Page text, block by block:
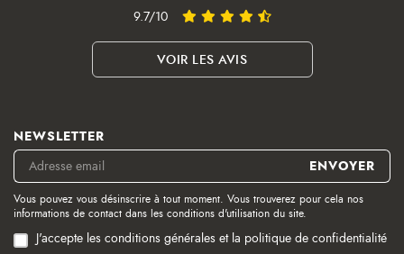
9.7/10
VOIR LES AVIS
NEWSLETTER
Vous pouvez vous désinscrire à tout moment. Vous trouverez pour cela nos
informations de contact dans les conditions d'utilisation du site.
J'accepte les conditions générales et la politique de confidentialité